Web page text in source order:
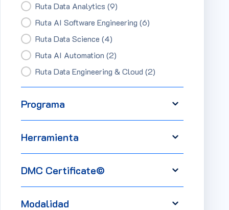
Ruta Data Analytics (9)
Ruta AI Software Engineering (6)
Ruta Data Science (4)
Ruta AI Automation (2)
Ruta Data Engineering & Cloud (2)
Programa
Herramienta
DMC Certificate©
Modalidad